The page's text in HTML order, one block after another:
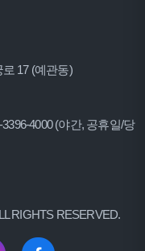
17 (예관동)
4000 (야간, 공휴일/당
RIGHTS RESERVED.